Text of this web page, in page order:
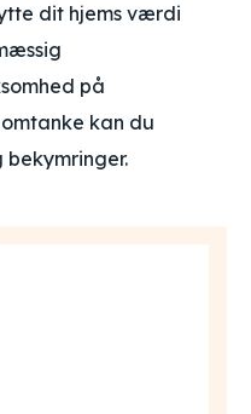
dit hjems værdi
på
kan du